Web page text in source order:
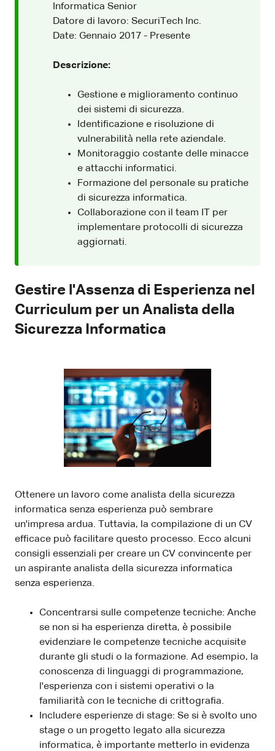
Informatica Senior
Datore di lavoro: SecuriTech Inc.
Date: Gennaio 2017 - Presente
Descrizione:
Gestione e miglioramento continuo
dei sistemi di sicurezza.
Identificazione e risoluzione di
vulnerabilità nella rete aziendale.
Monitoraggio costante delle minacce
e attacchi informatici.
Formazione del personale su pratiche
di sicurezza informatica.
Collaborazione con il team IT per
implementare protocolli di sicurezza
aggiornati.
Gestire l'Assenza di Esperienza nel
Curriculum per un Analista della
Sicurezza Informatica
Ottenere un lavoro come analista della sicurezza
informatica senza esperienza può sembrare
un'impresa ardua. Tuttavia, la compilazione di un CV
efficace può facilitare questo processo. Ecco alcuni
consigli essenziali per creare un CV convincente per
un aspirante analista della sicurezza informatica
senza esperienza.
Concentrarsi sulle competenze tecniche: Anche
se non si ha esperienza diretta, è possibile
evidenziare le competenze tecniche acquisite
durante gli studi o la formazione. Ad esempio, la
conoscenza di linguaggi di programmazione,
l'esperienza con i sistemi operativi o la
familiarità con le tecniche di crittografia.
Includere esperienze di stage: Se si è svolto uno
stage o un progetto legato alla sicurezza
informatica, è importante metterlo in evidenza